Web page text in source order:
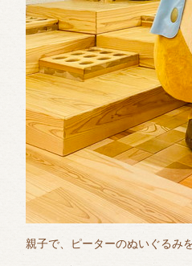
親子で、ピーターのぬいぐるみ